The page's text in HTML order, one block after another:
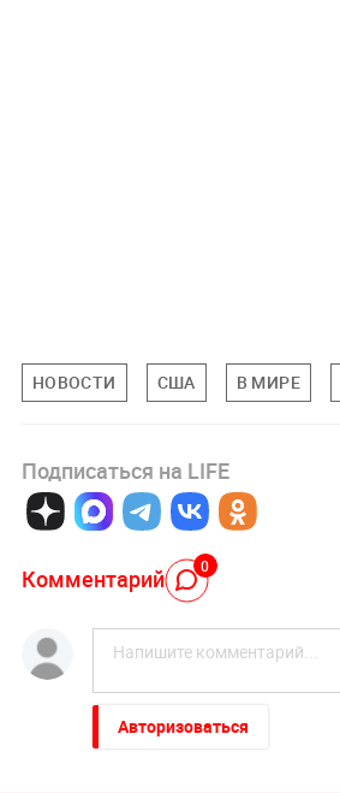
НОВОСТИ США В МИРЕ
Подписаться на LIFE
Комментарий 0
Авторизоваться